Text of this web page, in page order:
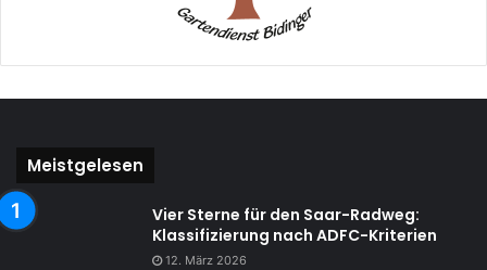
Meistgelesen
Vier Sterne für den Saar-Radweg:
Klassifizierung nach ADFC-Kriterien
12. März 2026